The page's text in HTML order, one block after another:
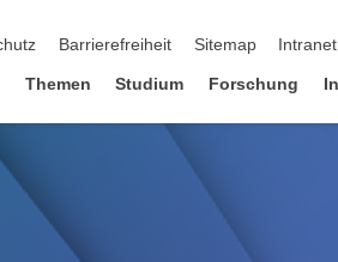
Barrierefreiheit Sitemap Intranet
Themen Studium Forschung